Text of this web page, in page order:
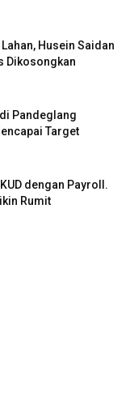
Husein Saidan
Dikosongkan
Pandeglang
Target
dengan Payroll.
Rumit